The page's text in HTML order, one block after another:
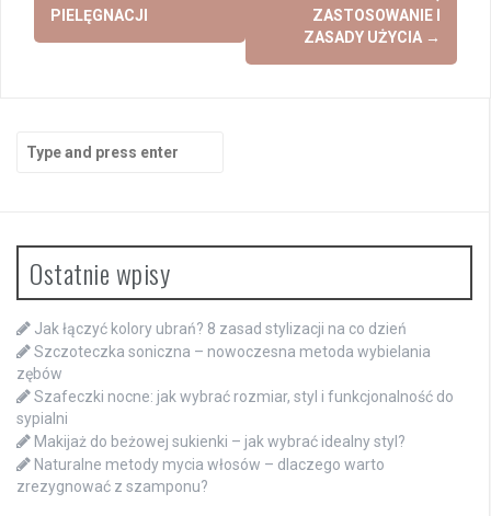
PIELĘGNACJI
ZASTOSOWANIE I
ZASADY UŻYCIA →
for:
Ostatnie wpisy
Jak łączyć kolory ubrań? 8 zasad stylizacji na co dzień
Szczoteczka soniczna – nowoczesna metoda wybielania
zębów
Szafeczki nocne: jak wybrać rozmiar, styl i funkcjonalność do
sypialni
Makijaż do beżowej sukienki – jak wybrać idealny styl?
Naturalne metody mycia włosów – dlaczego warto
zrezygnować z szamponu?